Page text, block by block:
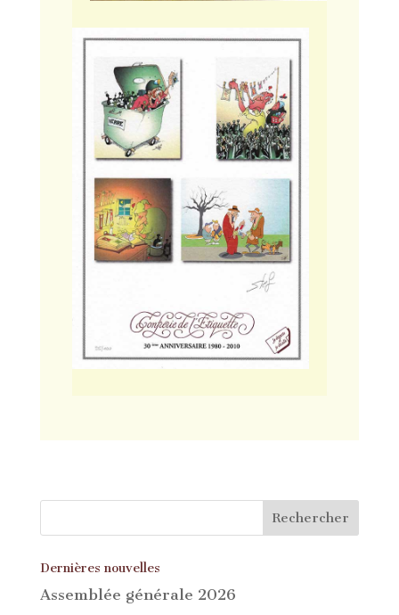
Dernières nouvelles
Assemblée générale 2026